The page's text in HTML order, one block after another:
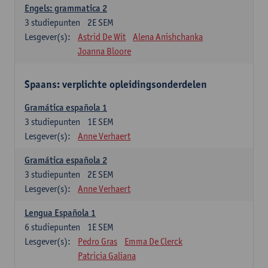
Engels: grammatica 2
2E SEM
3 studiepunten
Lesgever(s):
Astrid De Wit
Alena Anishchanka
Joanna Bloore
Spaans: verplichte opleidingsonderdelen
Gramática española 1
1E SEM
3 studiepunten
Lesgever(s):
Anne Verhaert
Gramática española 2
2E SEM
3 studiepunten
Lesgever(s):
Anne Verhaert
Lengua Española 1
1E SEM
6 studiepunten
Lesgever(s):
Pedro Gras
Emma De Clerck
Patricia Galiana